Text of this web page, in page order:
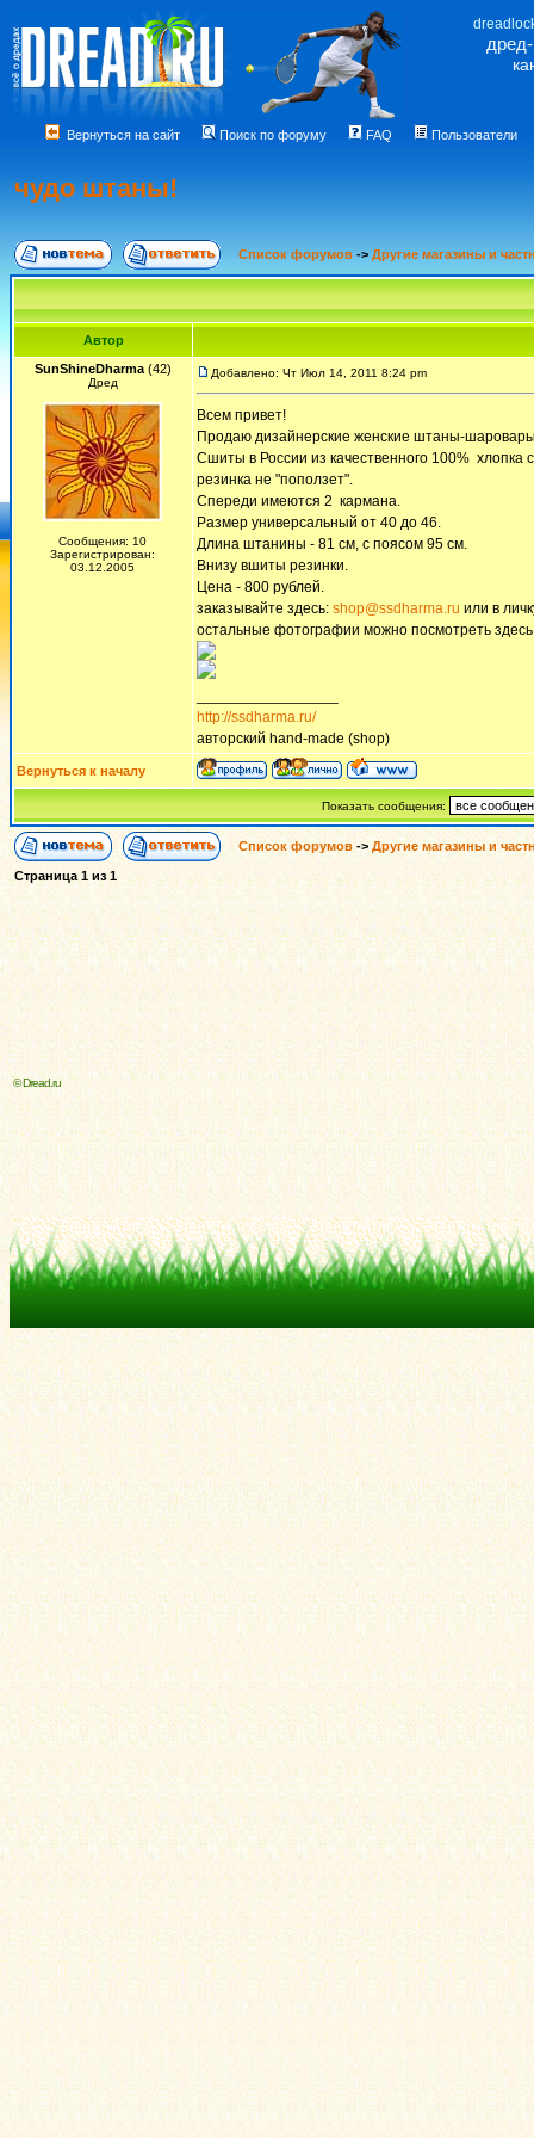
Вернуться на сайт Поиск по форуму FAQ Пользователи
чудо штаны!
Список форумов -> Другие магазины и
Автор
SunShineDharma(42)
Дред
Сообщения: 10
Зарегистрирован:
03.12.2005
Добавлено: Чт Июл 14, 2011 8:24 pm
Всем привет!
Продаю дизайнерские женские штаны-
Сшиты в России из качественного 100%
резинка не "поползет".
Спереди имеются 2 кармана.
Размер универсальный от 40 до 46.
Длина штанины - 81 см, с поясом 95 см.
Внизу вшиты резинки.
Цена - 800 рублей.
заказывайте здесь: shop@ssdharma.ru или в
остальные фотографии можно посмотреть
http://ssdharma.ru/
авторский hand-made (shop)
Вернуться к началу
Показать сообщения:
Список форумов -> Другие магазины и
Страница 1из 1
© Dread.ru